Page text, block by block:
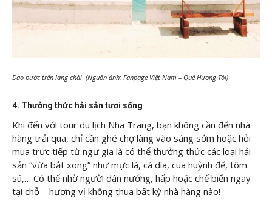
Dạo bước trên làng chài (Nguồn ảnh: Fanpage Việt Nam – Quê Hương Tôi)
4. Thưởng thức hải sản tươi sống
Khi đến với tour du lịch Nha Trang, bạn không cần đến nhà
hàng trải qua, chỉ cần ghé chợ làng vào sáng sớm hoặc hỏi
mua trực tiếp từ ngư gia là có thể thưởng thức các loại hải
sản “vừa bắt xong” như mực lá, cá dìa, cua huỳnh đế, tôm
sú,… Có thể nhờ người dân nướng, hấp hoặc chế biến ngay
tại chỗ – hương vị không thua bất kỳ nhà hàng nào!